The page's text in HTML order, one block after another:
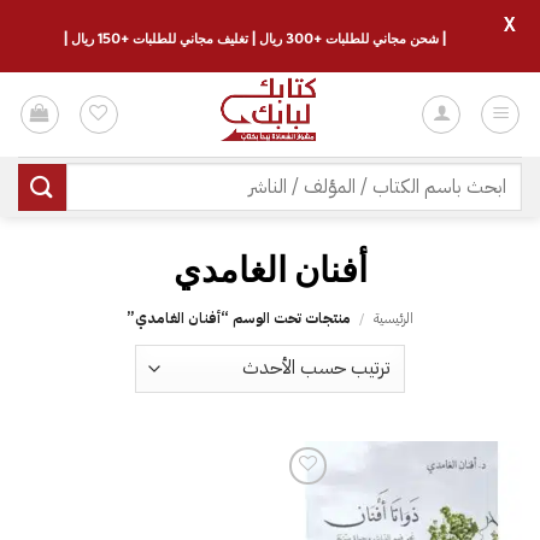
للمحتوى
البحث
عن:
الرئيسية / منتجات تحت الوسم “‎أفنان الغامدي”
| شحن مجاني للطلبات +300 ريال | تغليف مجاني للطلبات +150 ريال |
X